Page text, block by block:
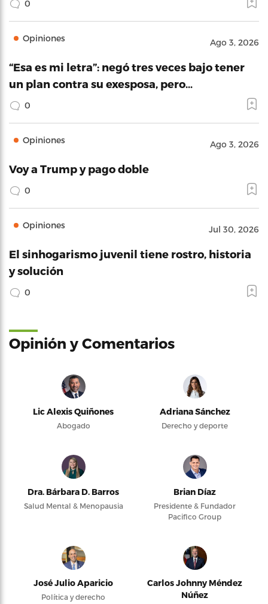
0
Opiniones Ago 3, 2026
“Esa es mi letra”: negó tres veces bajo tener
un plan contra su exesposa, pero…
0
Opiniones Ago 3, 2026
Voy a Trump y pago doble
0
Opiniones Jul 30, 2026
El sinhogarismo juvenil tiene rostro, historia
y solución
0
Opinión y Comentarios
Lic Alexis Quiñones
Abogado
Adriana Sánchez
Derecho y deporte
Dra. Bárbara D. Barros
Salud Mental & Menopausia
Brian Díaz
Presidente & Fundador
Pacifico Group
José Julio Aparicio
Política y derecho
Carlos Johnny Méndez
Núñez